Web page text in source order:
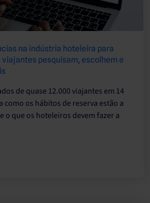
na indústria hoteleira para
viajantes pesquisam, escolhem e
de quase 12.000 viajantes em 14
como os hábitos de reserva estão a
o ​​​​que os hoteleiros devem fazer a